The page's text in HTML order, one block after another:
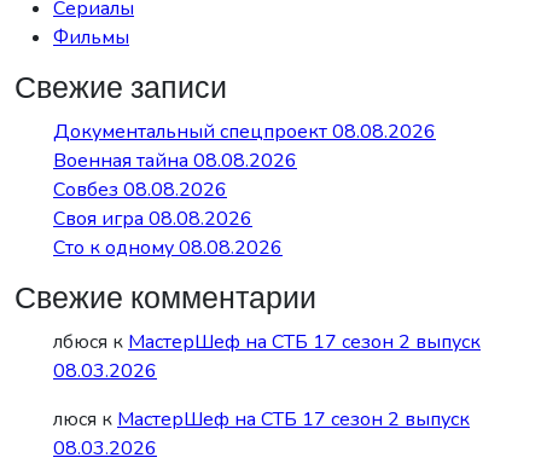
Сериалы
Фильмы
Свежие записи
Документальный спецпроект 08.08.2026
Военная тайна 08.08.2026
Совбез 08.08.2026
Своя игра 08.08.2026
Сто к одному 08.08.2026
Свежие комментарии
лбюся к МастерШеф на СТБ 17 сезон 2 выпуск
08.03.2026
люся к МастерШеф на СТБ 17 сезон 2 выпуск
08.03.2026